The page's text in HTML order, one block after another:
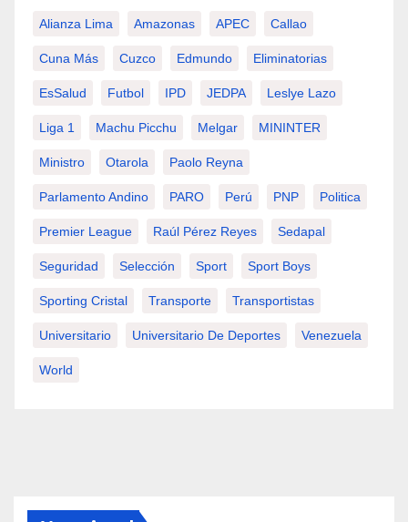
Alianza Lima Amazonas APEC Callao
Cuna Más Cuzco Edmundo Eliminatorias
EsSalud Futbol IPD JEDPA Leslye Lazo
Liga 1 Machu Picchu Melgar MININTER
Ministro Otarola Paolo Reyna
Parlamento Andino PARO Perú PNP Politica
Premier League Raúl Pérez Reyes Sedapal
Seguridad Selección Sport Sport Boys
Sporting Cristal Transporte Transportistas
Universitario Universitario De Deportes Venezuela
World